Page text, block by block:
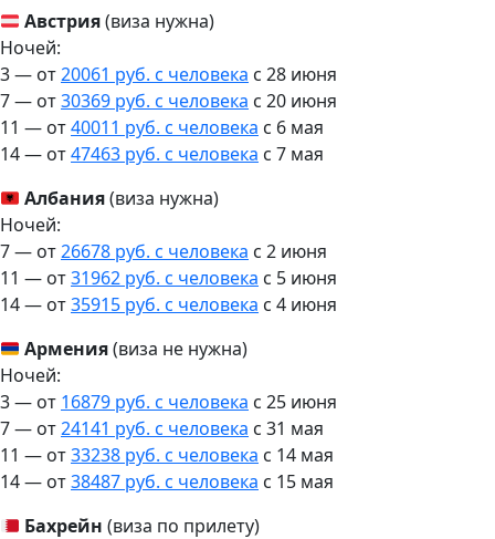
Австрия(виза нужна)
Ночей:
3 — от20061 руб. с человека c 28 июня
7 — от30369 руб. с человека c 20 июня
11 — от40011 руб. с человека c 6 мая
14 — от47463 руб. с человека c 7 мая
Албания(виза нужна)
Ночей:
7 — от26678 руб. с человека c 2 июня
11 — от31962 руб. с человека c 5 июня
14 — от35915 руб. с человека c 4 июня
Армения(виза не нужна)
Ночей:
3 — от 16879 руб. с человека c 25 июня
7 — от24141 руб. с человека c 31 мая
11 — от33238 руб. с человека c 14 мая
14 — от38487 руб. с человека c 15 мая
Бахрейн (виза по прилету)